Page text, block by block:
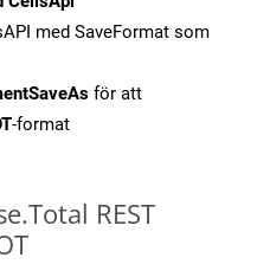
med SaveFormat som
för att
-format
REST